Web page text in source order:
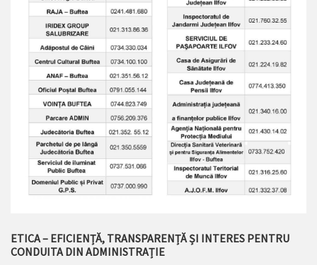
ETICA – EFICIENȚĂ, TRANSPARENȚĂ ȘI INTERES PENTRU
CONDUITA DIN ADMINISTRAȚIE